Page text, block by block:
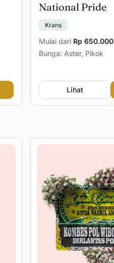
National Pride
Krans
Mulai dari Rp 650.000
Bunga: Aster, Pikok
Lihat